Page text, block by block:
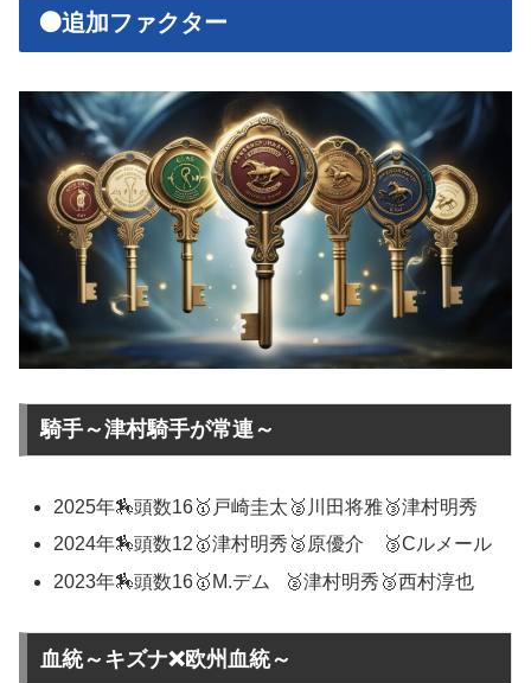
🟠追加ファクター
騎手～津村騎手が常連～
2025年🏇頭数16🥇戸崎圭太🥈川田将雅🥉津村明秀
2024年🏇頭数12🥇津村明秀🥈原優介 🥉Cルメール
2023年🏇頭数16🥇M.デム 🥈津村明秀🥉西村淳也
血統～キズナ❌欧州血統～